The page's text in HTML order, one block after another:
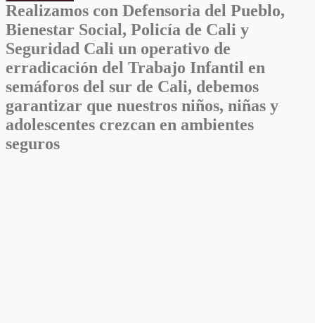
Realizamos con Defensoria del Pueblo,
Bienestar Social, Policía de Cali y
Seguridad Cali un operativo de
erradicación del Trabajo Infantil en
semáforos del sur de Cali, debemos
garantizar que nuestros niños, niñas y
adolescentes crezcan en ambientes
seguros